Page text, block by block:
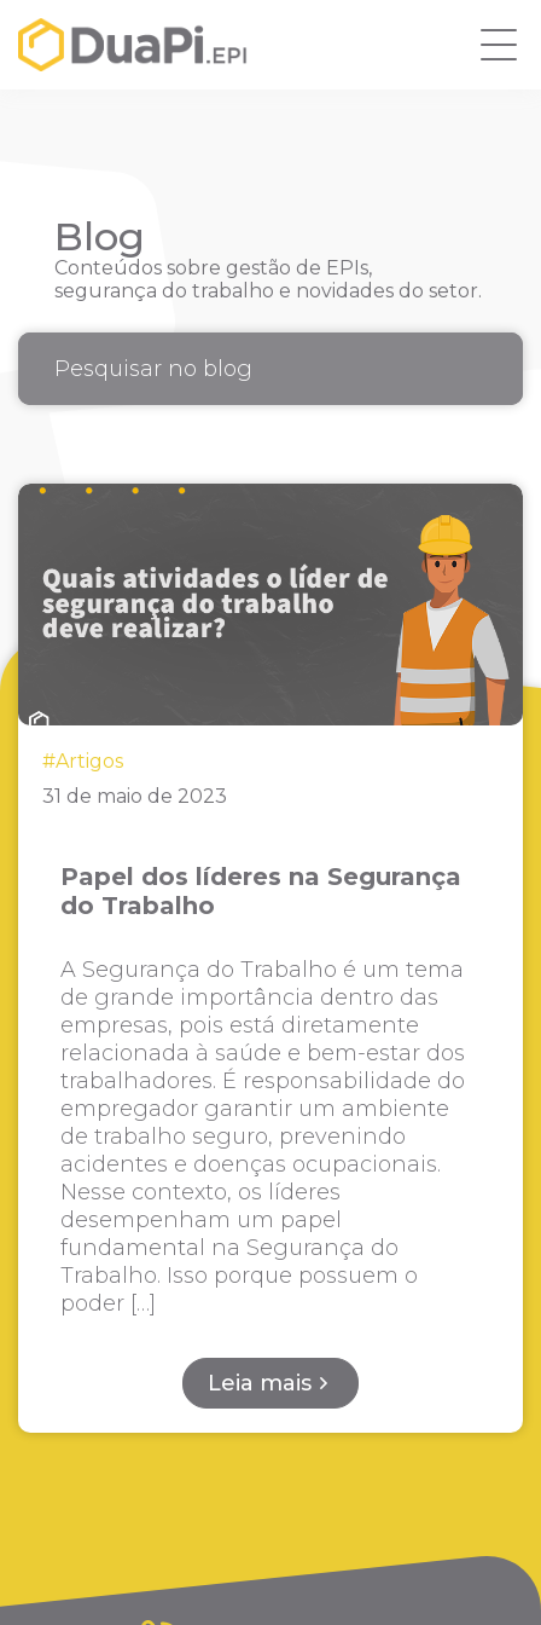
Blog
Conteúdos sobre gestão de EPIs,
segurança do trabalho e novidades do setor.
#Artigos
31 de maio de 2023
Papel dos líderes na Segurança
do Trabalho
A Segurança do Trabalho é um tema
de grande importância dentro das
empresas, pois está diretamente
relacionada à saúde e bem-estar dos
trabalhadores. É responsabilidade do
empregador garantir um ambiente
de trabalho seguro, prevenindo
acidentes e doenças ocupacionais.
Nesse contexto, os líderes
desempenham um papel
fundamental na Segurança do
Trabalho. Isso porque possuem o
poder […]
Leia mais